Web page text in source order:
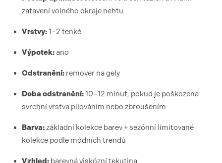
zatavení volného okraje nehtu
Vrstvy:1–2 tenké
Výpotek: ano
Odstranění: remover na gely
Doba odstranění:10–12 minut, pokud je poškozena
svrchní vrstva pilováním nebo zbroušením
Barva:základní kolekce barev + sezónní limitované
kolekce podle módních trendů
Vzhled: barevná viskózní tekutina